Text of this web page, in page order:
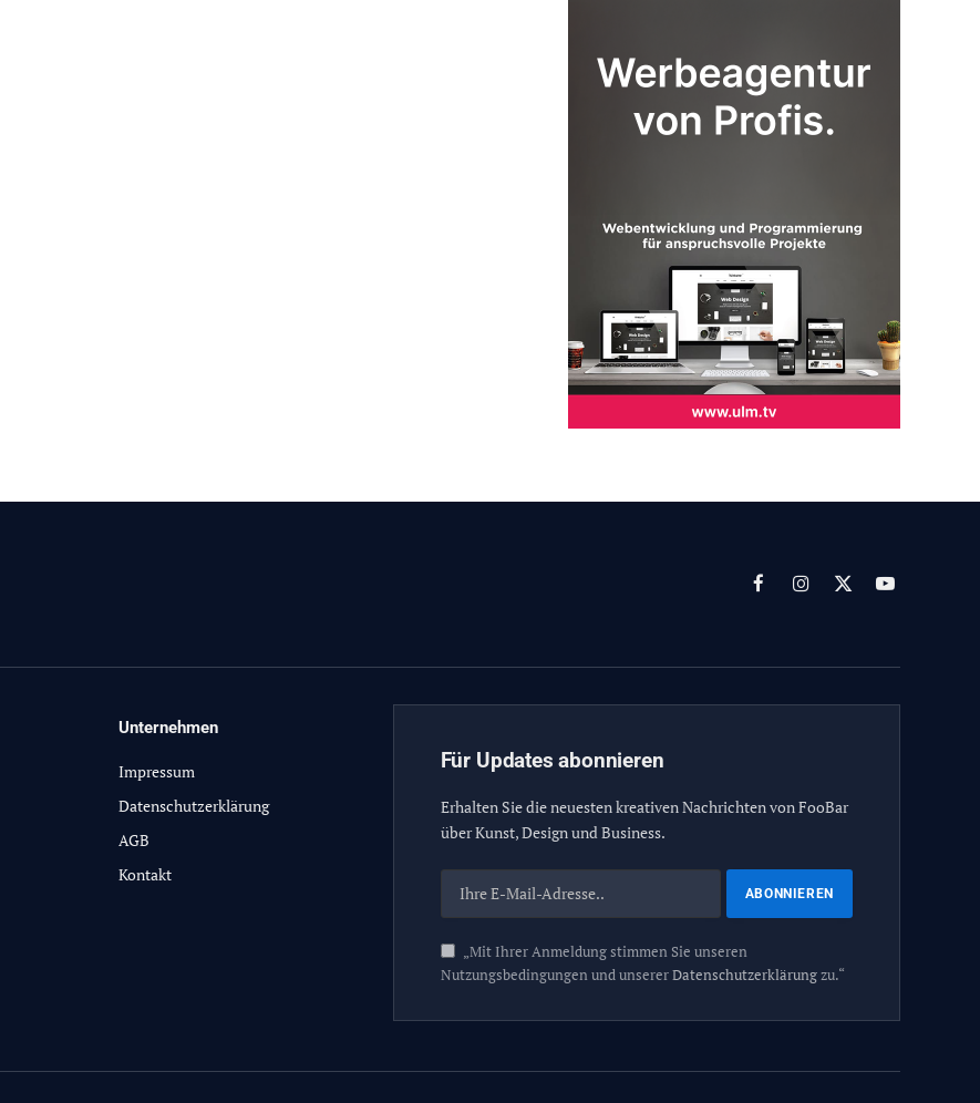
FacebookInstagram
X
YouTube
Unternehmen
Impressum
Datenschutzerklärung
AGB
Kontakt
Für Updates abonnieren
Erhalten Sie die neuesten kreativen Nachrichten von FooBar
über Kunst, Design und Business.
„Mit Ihrer Anmeldung stimmen Sie unseren
Nutzungsbedingungen und unsererDatenschutzerklärungzu.“